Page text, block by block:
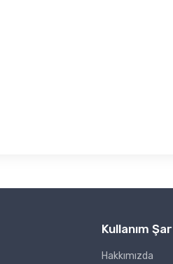
Kullanım
Hakkımızda